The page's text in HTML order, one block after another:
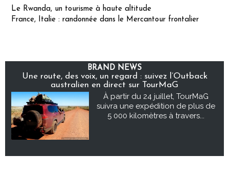
Le Rwanda, un tourisme à haute altitude
France, Italie : randonnée dans le Mercantour frontalier
BRAND NEWS
Une route, des voix, un regard : suivez l’Outback
australien en direct sur TourMaG
À partir du 24 juillet, TourMaG
suivra une expédition de plus de
5 000 kilomètres à travers...